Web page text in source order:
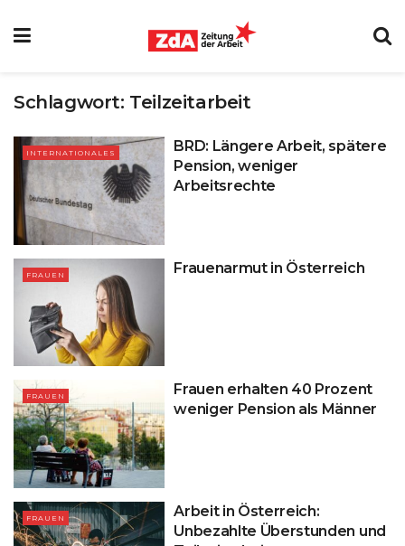
Schlagwort: Teilzeitarbeit
INTERNATIONALES
BRD: Längere Arbeit, spätere
Pension, weniger
Arbeitsrechte
FRAUEN Frauenarmut in Österreich
FRAUEN
Frauen erhalten 40 Prozent
weniger Pension als Männer
FRAUEN
Arbeit in Österreich:
Unbezahlte Überstunden und